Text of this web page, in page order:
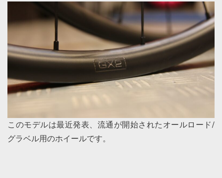
このモデルは最近発表、流通が開始されたオールロード/
グラベル用のホイールです。